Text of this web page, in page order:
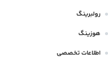
رولبرینگ
هوزینگ
اطلاعات تخصصی